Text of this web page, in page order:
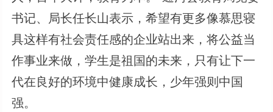
书记、局长任长山表示，希望有更多像慕思寝
具这样有社会责任感的企业站出来，将公益当
作事业来做，学生是祖国的未来，只有让下一
代在良好的环境中健康成长，少年强则中国
强。